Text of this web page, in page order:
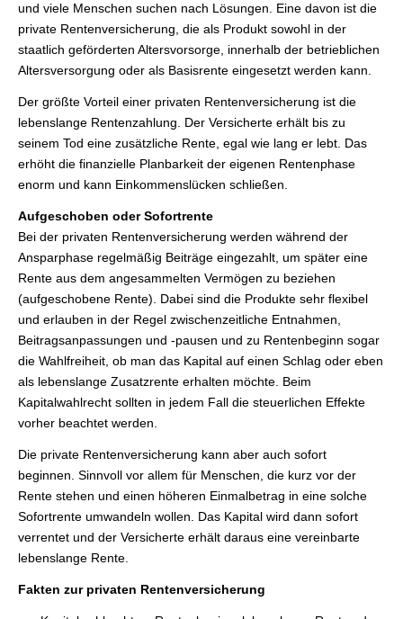
und viele Menschen suchen nach Lösungen. Eine davon ist die
private Rentenversicherung, die als Produkt sowohl in der
staatlich geförderten Alters­vorsorge, innerhalb der betrieblichen
Altersversorgung oder als Basisrente eingesetzt werden kann.
Der größte Vorteil einer privaten Rentenversicherung ist die
lebenslange Rentenzahlung. Der Versicherte erhält bis zu
seinem Tod eine zusätzliche Rente, egal wie lang er lebt. Das
erhöht die finanzielle Planbarkeit der eigenen Rentenphase
enorm und kann Einkommenslücken schließen.
Aufgeschoben oder Sofortrente
Bei der privaten Rentenversicherung werden während der
Ansparphase regelmäßig Beiträge eingezahlt, um später eine
Rente aus dem angesammelten Vermögen zu beziehen
(aufgeschobene Rente). Dabei sind die Produkte sehr flexibel
und erlauben in der Regel zwischenzeitliche Entnahmen,
Beitragsanpassungen und -pausen und zu Rentenbeginn sogar
die Wahlfreiheit, ob man das Kapital auf einen Schlag oder eben
als lebenslange Zusatzrente erhalten möchte. Beim
Kapitalwahlrecht sollten in jedem Fall die steuerlichen Effekte
vorher beachtet werden.
Die private Rentenversicherung kann aber auch sofort
beginnen. Sinnvoll vor allem für Menschen, die kurz vor der
Rente stehen und einen höheren Einmalbetrag in eine solche
Sofortrente umwandeln wollen. Das Kapital wird dann sofort
verrentet und der Versicherte erhält daraus eine vereinbarte
lebenslange Rente.
Fakten zur privaten Rentenversicherung